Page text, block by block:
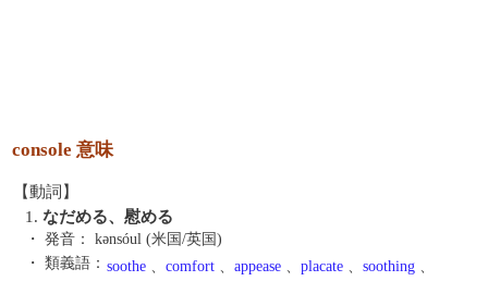
console 意味
【動詞】
1. なだめる、慰める
・ 発音：
kənsóul (米国/英国)
・ 類義語： soothe 、 comfort 、 appease 、 placate 、 soothing 、